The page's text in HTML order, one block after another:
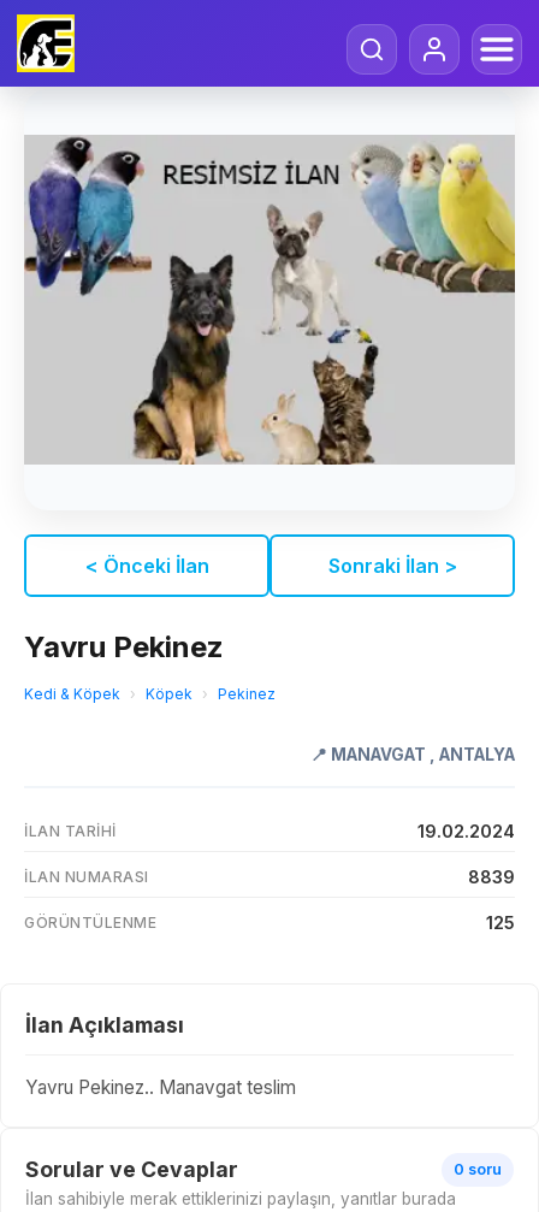
< Önceki İlan Sonraki İlan >
Yavru Pekinez
Kedi & Köpek › Köpek › Pekinez
📍 MANAVGAT ANTALYA
İLAN TARIHI 19.02.2024
İLAN NUMARASI 8839
GÖRÜNTÜLENME 125
İlan Açıklaması
Yavru Pekinez.. Manavgat teslim
Sorular ve Cevaplar 0 soru
İlan sahibiyle merak ettiklerinizi paylaşın, yanıtlar burada